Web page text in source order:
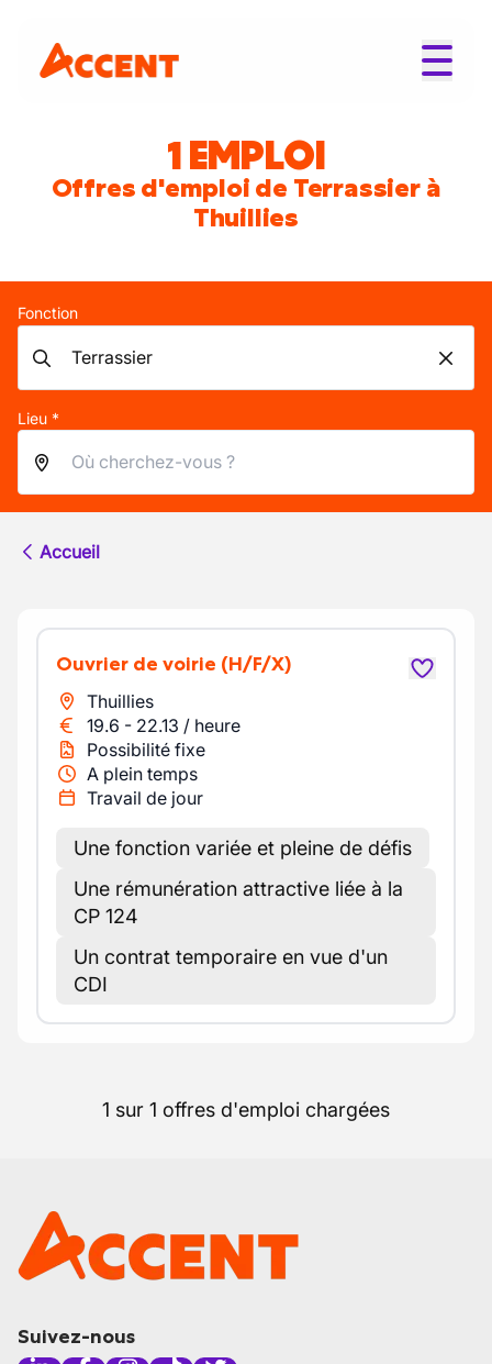
1 EMPLOI
Offres d'emploi de Terrassier à
Thuillies
Fonction
Lieu *
Accueil
Ouvrier de voirie (H/F/X)
Thuillies
19.6 - 22.13 / heure
Possibilité fixe
A plein temps
Travail de jour
Une fonction variée et pleine de défis
Une rémunération attractive liée à la
CP 124
Un contrat temporaire en vue d'un
CDI
1 sur 1 offres d'emploi chargées
Suivez-nous